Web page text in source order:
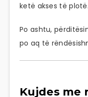
ketë akses të plotë.
Po ashtu,
po aq të
Kujdes me